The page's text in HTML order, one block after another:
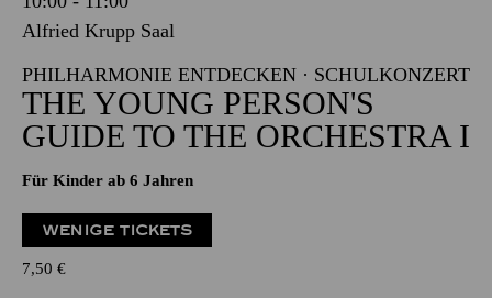
Alfried Krupp Saal
PHILHARMONIE ENTDECKEN · SCHULKONZERT
THE YOUNG PERSON'S
GUIDE TO THE ORCHESTRA I
Für Kinder ab 6 Jahren
WENIGE TICKETS
7,50 €